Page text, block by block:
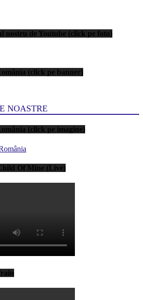
nostru de Youtube (click pe foto)
(click pe banner)
NOASTRE
(click pe imagine)
Of Mine (Live)